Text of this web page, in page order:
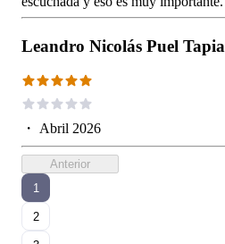
Leandro Nicolás Puel Tapia
・ Abril 2026
Anterior
1
2